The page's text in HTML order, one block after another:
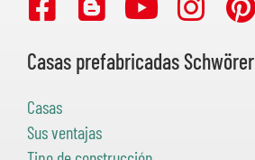
Casas prefabricadas Schwörer
Casas
Sus ventajas